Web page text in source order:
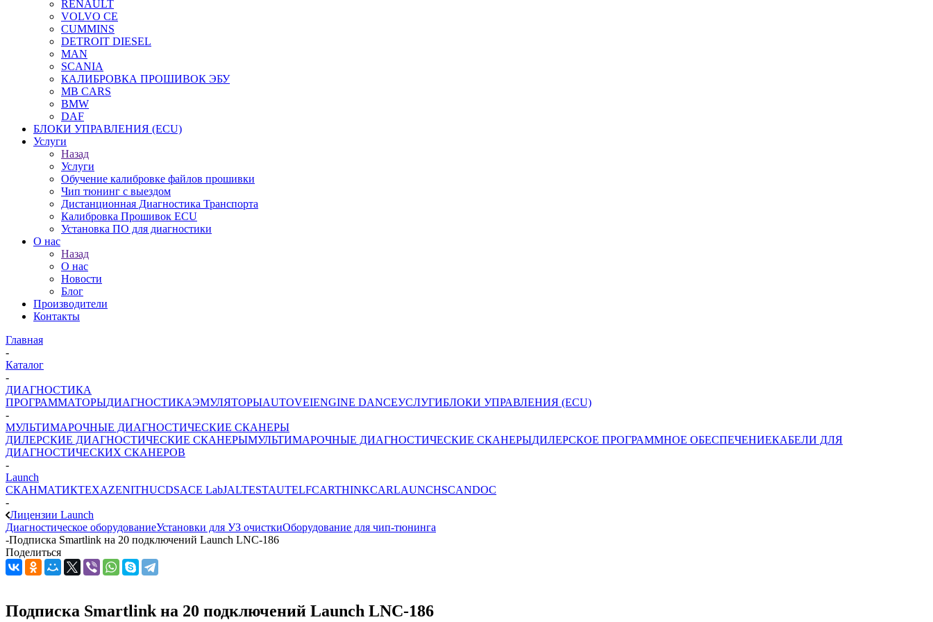
RENAULT
VOLVO CE
CUMMINS
DETROIT DIESEL
MAN
SCANIA
КАЛИБРОВКА ПРОШИВОК ЭБУ
MB CARS
BMW
DAF
БЛОКИ УПРАВЛЕНИЯ (ECU)
Услуги
Назад
Услуги
Обучение калибровке файлов прошивки
Чип тюнинг с выездом
Дистанционная Диагностика Транспорта
Калибровка Прошивок ECU
Установка ПО для диагностики
О нас
Назад
О нас
Новости
Блог
Производители
Контакты
Главная
-
Каталог
-
ДИАГНОСТИКА
ПРОГРАММАТОРЫДИАГНОСТИКАЭМУЛЯТОРЫAUTOVEIENGINE DANCEУСЛУГИБЛОКИ УПРАВЛЕНИЯ (ECU)
-
МУЛЬТИМАРОЧНЫЕ ДИАГНОСТИЧЕСКИЕ СКАНЕРЫ
ДИЛЕРСКИЕ ДИАГНОСТИЧЕСКИЕ СКАНЕРЫМУЛЬТИМАРОЧНЫЕ ДИАГНОСТИЧЕСКИЕ СКАНЕРЫДИЛЕРСКОЕ ПРОГРАММНОЕ ОБЕСПЕЧЕНИЕКАБЕЛИ ДЛЯ
ДИАГНОСТИЧЕСКИХ СКАНЕРОВ
-
Launch
СКАНМАТИКTEXAZENITHUCDSACE LabJALTESTAUTELFCARTHINKCARLAUNCHSCANDOC
-
Лицензии Launch
Диагностическое оборудованиеУстановки для УЗ очисткиОборудование для чип-тюнинга
-Подписка Smartlink на 20 подключений Launch LNC-186
Поделиться
Подписка Smartlink на 20 подключений Launch LNC-186